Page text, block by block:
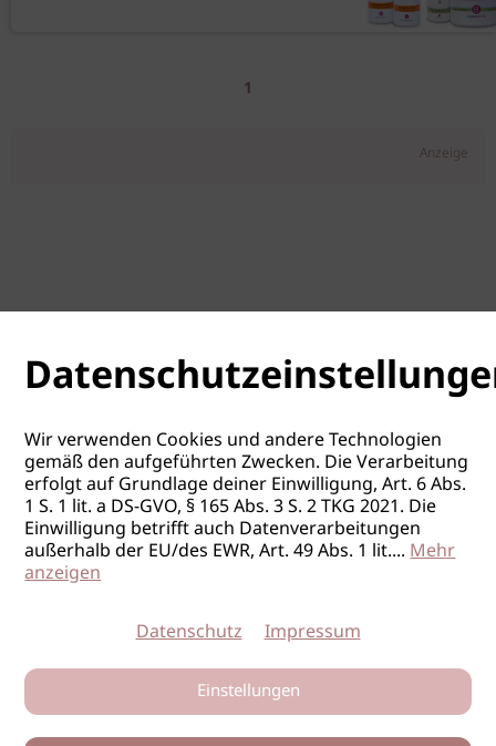
1
Anzeige
Wir verwenden Cookies und andere Technologien
gemäß den aufgeführten Zwecken. Die Verarbeitung
erfolgt auf Grundlage deiner Einwilligung, Art. 6 Abs.
1 S. 1 lit. a DS-GVO, § 165 Abs. 3 S. 2 TKG 2021. Die
Einwilligung betrifft auch Datenverarbeitungen
außerhalb der EU/des EWR, Art. 49 Abs. 1 lit....Mehr
anzeigen
Datenschutz Impressum
Einstellungen